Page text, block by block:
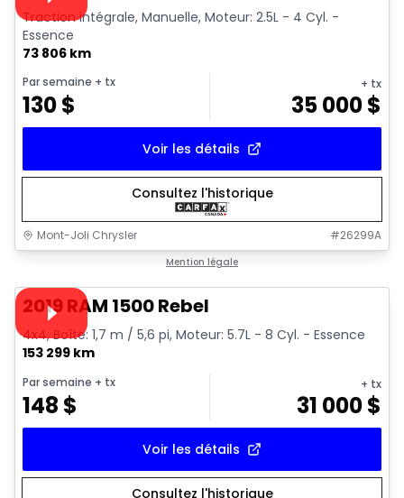
Traction intégrale, Manuelle, Moteur: 2.5L - 4 Cyl. -
Essence
73 806 km
Par semaine + tx
130$
+ tx
35 000$
Voir les détails
Consultez l'historique
Mont-Joli Chrysler #26299A
Mention légale
Vidéo disponible
2019 RAM 1500 Rebel
4x4, Boîte: 1,7 m / 5,6 pi, Moteur: 5.7L - 8 Cyl. - Essence
153 299 km
Par semaine + tx
148 $
+ tx
31 000$
Voir les détails
Consultez l'historique